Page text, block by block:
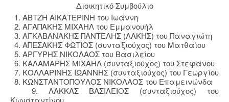
Διοικητικό Συμβούλιο
1. ΑΒΤΖΗ ΑΙΚΑΤΕΡΙΝΗ του Ιωάννη
2. ΑΓΑΠΑΚΗΣ ΜΙΧΑΗΛ του Εμμανουήλ
3. ΑΓΚΑΒΑΝΑΚΗΣ ΠΑΝΤΕΛΗΣ (ΛΑΚΗΣ) του Παναγιώτη
4. ΑΠΕΣΑΚΗΣ ΦΩΤΙΟΣ (συνταξιούχος) του Ματθαίου
5. ΑΡΓΥΡΗΣ ΝΙΚΟΛΑΟΣ του Βασιλείου
6. ΚΑΛΑΜΑΡΗΣ ΜΙΧΑΗΛ (συνταξιούχος) του Στεφάνου
7. ΚΟΛΛΑΡΙΝΗΣ ΙΩΑΝΝΗΣ (συνταξιούχος) του Γεωργίου
8. ΚΩΝΣΤΑΝΤΟΠΟΥΛΟΣ ΝΙΚΟΛΑΟΣ του Επαμεινώνδα
9. ΛΑΚΚΑΣ ΒΑΣΙΛΕΙΟΣ (συνταξιούχος) του
Κωνσταντίνου